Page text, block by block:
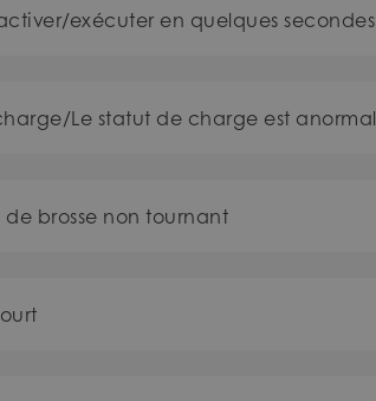
exécuter en quelques secondes
Le statut de charge est anormal
de brosse non tournant